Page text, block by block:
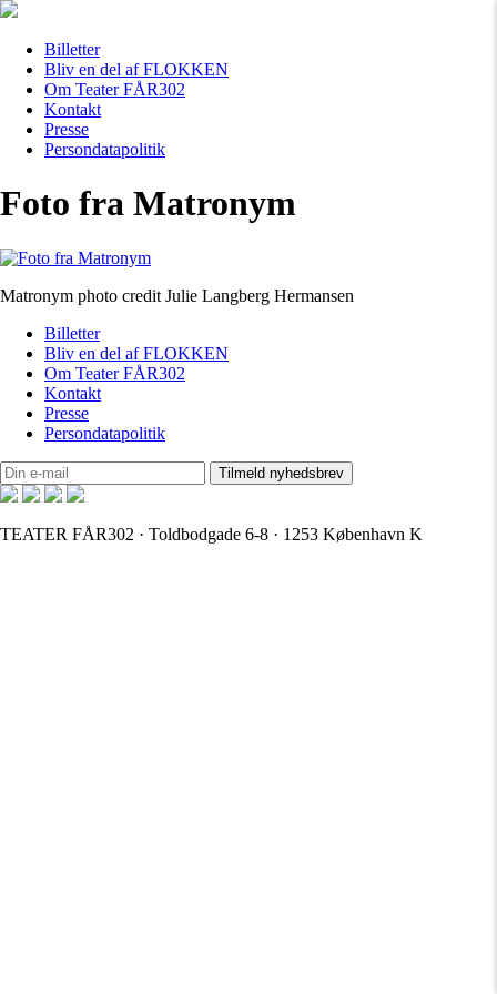
Billetter
Bliv en del af FLOKKEN
Om Teater FÅR302
Kontakt
Presse
Persondatapolitik
Foto fra Matronym
Matronym photo credit Julie Langberg Hermansen
Billetter
Bliv en del af FLOKKEN
Om Teater FÅR302
Kontakt
Presse
Persondatapolitik
TEATER FÅR302 · Toldbodgade 6-8 · 1253 København K